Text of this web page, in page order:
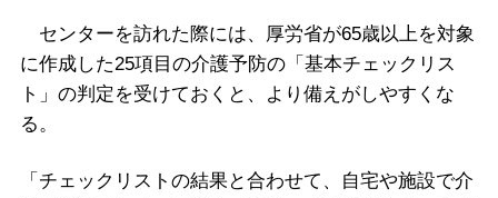
センターを訪れた際には、厚労省が65歳以上を対象
に作成した25項目の介護予防の「基本チェックリス
ト」の判定を受けておくと、より備えがしやすくな
る。
「チェックリストの結果と合わせて、自宅や施設で介